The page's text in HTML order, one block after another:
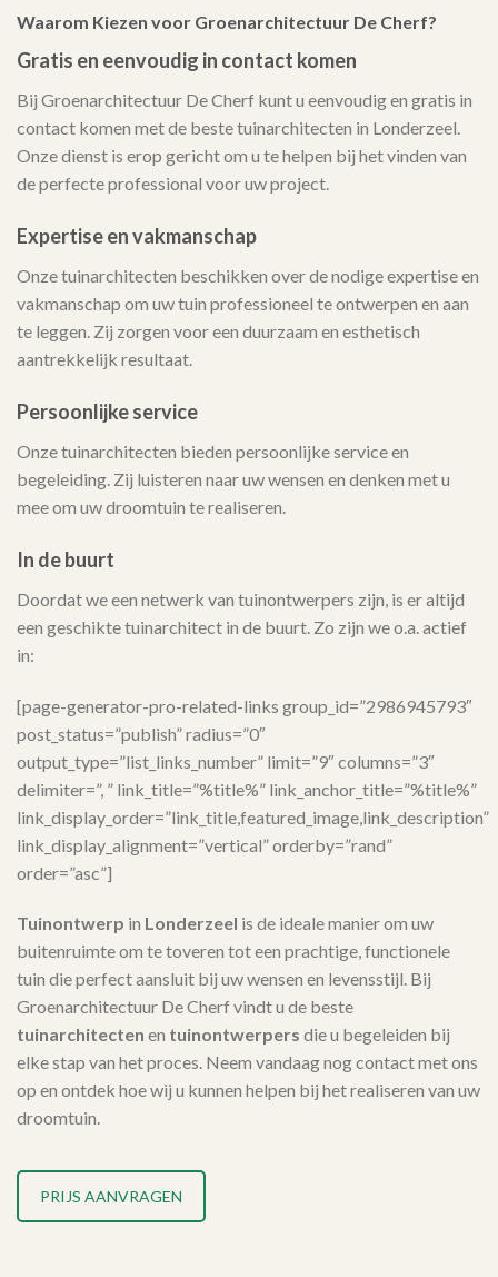
Waarom Kiezen voor Groenarchitectuur De Cherf?
Gratis en eenvoudig in contact komen
Bij Groenarchitectuur De Cherf kunt u eenvoudig en gratis in
contact komen met de beste tuinarchitecten in Londerzeel.
Onze dienst is erop gericht om u te helpen bij het vinden van
de perfecte professional voor uw project.
Expertise en vakmanschap
Onze tuinarchitecten beschikken over de nodige expertise en
vakmanschap om uw tuin professioneel te ontwerpen en aan
te leggen. Zij zorgen voor een duurzaam en esthetisch
aantrekkelijk resultaat.
Persoonlijke service
Onze tuinarchitecten bieden persoonlijke service en
begeleiding. Zij luisteren naar uw wensen en denken met u
mee om uw droomtuin te realiseren.
In de buurt
Doordat we een netwerk van tuinontwerpers zijn, is er altijd
een geschikte tuinarchitect in de buurt. Zo zijn we o.a. actief
in:
[page-generator-pro-related-links group_id=”2986945793″
post_status=”publish” radius=”0″
output_type=”list_links_number” limit=”9″ columns=”3″
delimiter=”, ” link_title=”%title%” link_anchor_title=”%title%”
link_display_order=”link_title,featured_image,link_description”
link_display_alignment=”vertical” orderby=”rand”
order=”asc”]
Tuinontwerp in Londerzeel is de ideale manier om uw
buitenruimte om te toveren tot een prachtige, functionele
tuin die perfect aansluit bij uw wensen en levensstijl. Bij
Groenarchitectuur De Cherf vindt u de beste
tuinarchitecten en tuinontwerpers die u begeleiden bij
elke stap van het proces. Neem vandaag nog contact met ons
op en ontdek hoe wij u kunnen helpen bij het realiseren van uw
droomtuin.
PRIJS AANVRAGEN